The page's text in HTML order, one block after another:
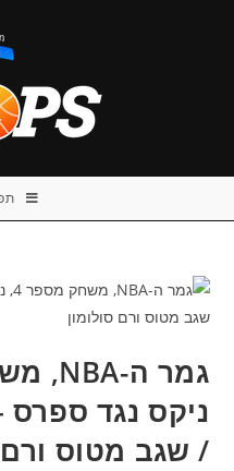
ניקס נגד ספרס
/ שגב מטוס ורם